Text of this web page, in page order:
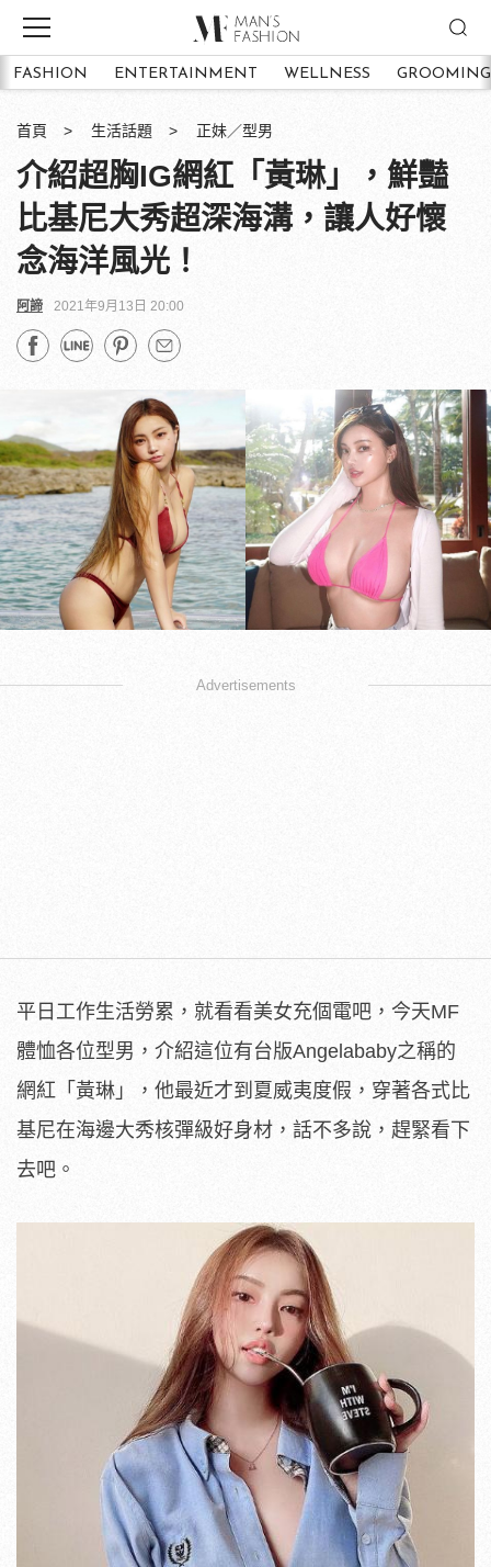
FASHION ENTERTAINMENT WELLNESS GROOMING
首頁 生活話題 正妹／型男
介紹超胸IG網紅「黃琳」，鮮豔
比基尼大秀超深海溝，讓人好懷
念海洋風光！
阿諦 2021年9月13日 20:00
Advertisements
平日工作生活勞累，就看看美女充個電吧，今天MF
體恤各位型男，介紹這位有台版Angelababy之稱的
網紅「黃琳」，他最近才到夏威夷度假，穿著各式比
基尼在海邊大秀核彈級好身材，話不多說，趕緊看下
去吧。